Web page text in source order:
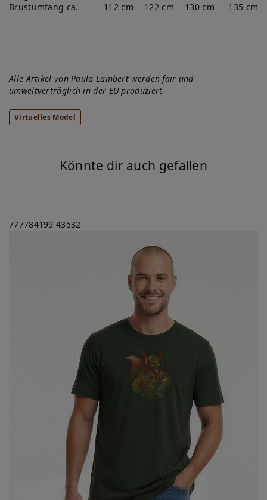
Brustumfang ca.
112 cm 122 cm 130 cm 135 cm
Alle Artikel von Paula Lambert werden fair und
umweltverträglich in der EU produziert.
Virtuelles Model
Könnte dir auch gefallen
777784199 43532